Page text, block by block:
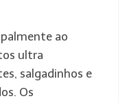
ao
ultra
salgadinhos e
Os